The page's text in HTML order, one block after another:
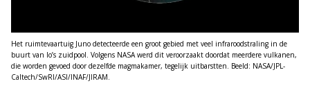
Het ruimtevaartuig Juno detecteerde een groot gebied met veel infraroodstraling in de
buurt van Io’s zuidpool. Volgens NASA werd dit veroorzaakt doordat meerdere vulkanen,
die worden gevoed door dezelfde magmakamer, tegelijk uitbarstten. Beeld: NASA/JPL-
Caltech/SwRI/ASI/INAF/JIRAM.